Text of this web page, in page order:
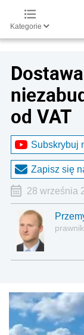
Kategorie
od VAT
Subskrybuj
Zapisz się
28 września
prawnik